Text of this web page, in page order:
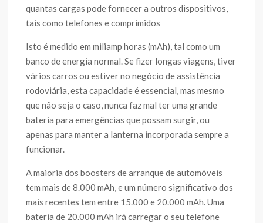
quantas cargas pode fornecer a outros dispositivos,
tais como telefones e comprimidos
Isto é medido em miliamp horas (mAh), tal como um
banco de energia normal. Se fizer longas viagens, tiver
vários carros ou estiver no negócio de assistência
rodoviária, esta capacidade é essencial, mas mesmo
que não seja o caso, nunca faz mal ter uma grande
bateria para emergências que possam surgir, ou
apenas para manter a lanterna incorporada sempre a
funcionar.
A maioria dos boosters de arranque de automóveis
tem mais de 8.000 mAh, e um número significativo dos
mais recentes tem entre 15.000 e 20.000 mAh. Uma
bateria de 20.000 mAh irá carregar o seu telefone